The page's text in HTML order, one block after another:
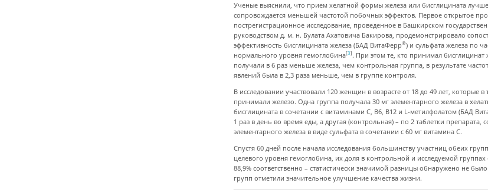
Ученые выяснили, что прием хелатной формы железа или бисглицината
сопровождается меньшей частотой побочных эффектов. Первое открытое
пострегистрационное исследование, проведенное в Башкирском
руководством д. м. н. Булата Ахатовича Бакирова, продемонстрировало
эффективность бисглицината железа (БАД ВитаФерр®) и сульфата железа по
нормального уровня гемоглобина[3] . При этом те, кто принимал бисглицинат
получали в 6 раз меньше железа, чем контрольная группа, в результате
явлений была в 2,3 раза меньше, чем в группе контроля.
В исследовании участвовали 120 женщин в возрасте от 18 до 49 лет, которые в
принимали железо. Одна группа получала 30 мг элементарного железа в
бисглицината в сочетании с витаминами С, В6, В12 и L-метилфолатом (БАД
1 раз в день во время еды, а другая (контрольная) – по 2 таблетки препарата,
элементарного железа в виде сульфата в сочетании с 60 мг витамина С.
Спустя 60 дней после начала исследования большинству участниц обеих
целевого уровня гемоглобина, их доля в контрольной и исследуемой группах
88,9% соответственно – статистически значимой разницы обнаружено не
групп отметили значительное улучшение качества жизни.